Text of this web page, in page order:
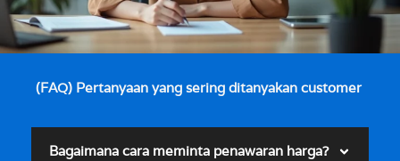
(FAQ) Pertanyaan yang sering ditanyakan customer
Bagaimana cara meminta penawaran harga?